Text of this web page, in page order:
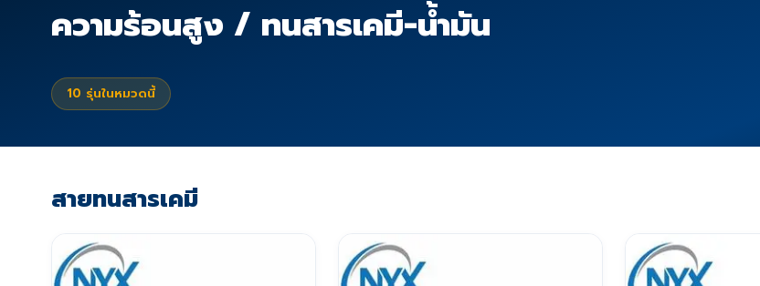
ความร้อนสูง / ทนสารเคมี-น้ำมัน
10 รุ่นในหมวดนี้
สายทนสารเคมี